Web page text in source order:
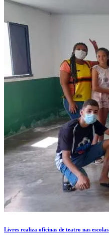
Livres realiza oficinas de teatro nas